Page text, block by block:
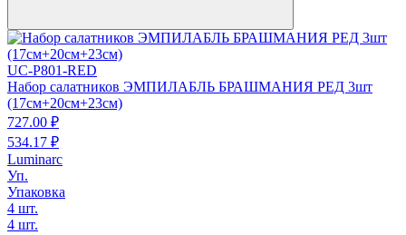
UC-P801-RED
Набор салатников ЭМПИЛАБЛЬ БРАШМАНИЯ РЕД 3шт
(17см+20см+23см)
727.00 ₽
534.17 ₽
Luminarc
Уп.
Упаковка
4 шт.
4 шт.